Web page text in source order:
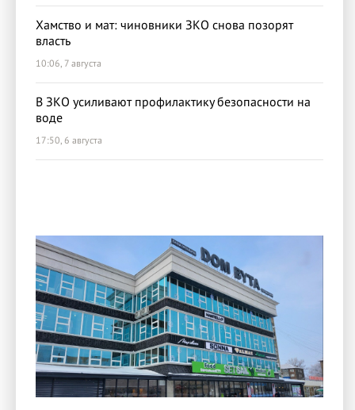
Хамство и мат: чиновники ЗКО снова позорят
власть
10:06, 7 августа
В ЗКО усиливают профилактику безопасности на
воде
17:50, 6 августа